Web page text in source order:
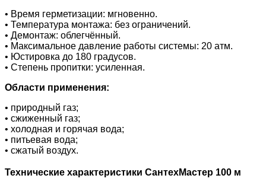
• Время герметизации: мгновенно.
• Температура монтажа: без ограничений.
• Демонтаж: облегчённый.
• Максимальное давление работы системы: 20 атм.
• Юстировка до 180 градусов.
• Степень пропитки: усиленная.
Области применения:
• природный газ;
• сжиженный газ;
• холодная и горячая вода;
• питьевая вода;
• сжатый воздух.
Технические характеристики СантехМастер 100 м